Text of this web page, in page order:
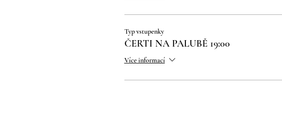
Typ vstupenky
ČERTI NA PALUBĚ 19:00
Více informací